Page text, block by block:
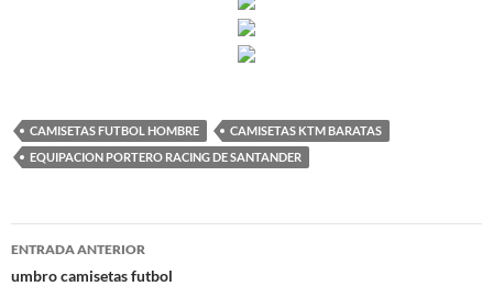
CAMISETAS FUTBOL HOMBRE
CAMISETAS KTM BARATAS
EQUIPACION PORTERO RACING DE SANTANDER
Navegación
de
ENTRADA ANTERIOR
umbro camisetas futbol